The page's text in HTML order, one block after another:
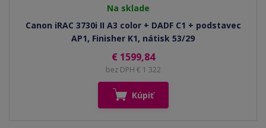
Na sklade
Canon iRAC 3730i II A3 color + DADF C1 + podstavec
AP1, Finisher K1, nátisk 53/29
€ 1599,84
bez DPH € 1 322
Kúpiť